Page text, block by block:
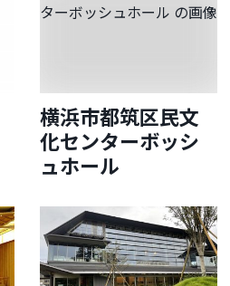
横浜市都筑区民文
化センターボッシ
ュホール